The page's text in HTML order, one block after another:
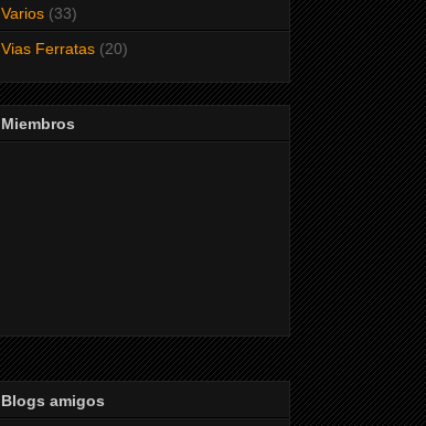
Varios (33)
Vias Ferratas (20)
Miembros
Blogs amigos